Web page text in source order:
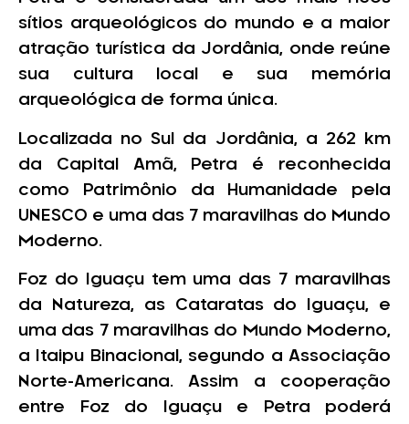
sítios arqueológicos do mundo e a maior
atração turística da Jordânia, onde reúne
sua cultura local e sua memória
arqueológica de forma única.
Localizada no Sul da Jordânia, a 262 km
da Capital Amã, Petra é reconhecida
como Patrimônio da Humanidade pela
UNESCO e uma das 7 maravilhas do Mundo
Moderno.
Foz do Iguaçu tem uma das 7 maravilhas
da Natureza, as Cataratas do Iguaçu, e
uma das 7 maravilhas do Mundo Moderno,
a Itaipu Binacional, segundo a Associação
Norte-Americana. Assim a cooperação
entre Foz do Iguaçu e Petra poderá